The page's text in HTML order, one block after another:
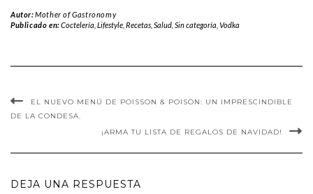
Autor:Mother of Gastronomy
Publicado en:Coctelería ,Lifestyle ,Recetas ,Salud ,Sin categoría ,Vodka
EL NUEVO MENÚ DE POISSON & POISON: UN IMPRESCINDIBLE
DE LA CONDESA.
¡ARMA TU LISTA DE REGALOS DE NAVIDAD!
DEJA UNA RESPUESTA